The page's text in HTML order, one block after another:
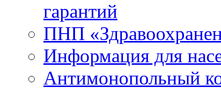
гарантий
ПНП
Информация для
Антимонопольный